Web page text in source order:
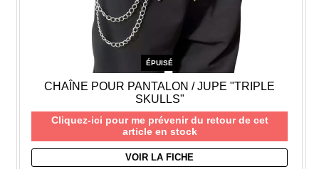
ÉPUISÉ
CHAÎNE POUR PANTALON / JUPE "TRIPLE
SKULLS"
Cliquez-ici pour me prévenir du retour de cet
article en stock
VOIR LA FICHE